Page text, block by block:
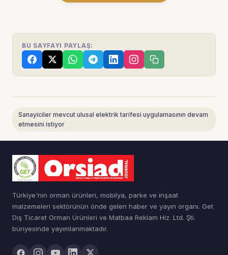
BU SAYFAYI PAYLAŞ:
Sanayiciler mevcut ulusal elektrik tarifesi uygulamasının devam
etmesini istiyor
Türkiye'nin orman ürünleri, mobilya, parke ve inşaat
malzemeleri sektörünün önde gelen haber ve yayın organı. Get
Dış Ticaret Orman Ürünleri ve Matbaa Reklam Hiz. Ltd. Şti.
bünyesinde yayımlanmaktadır.